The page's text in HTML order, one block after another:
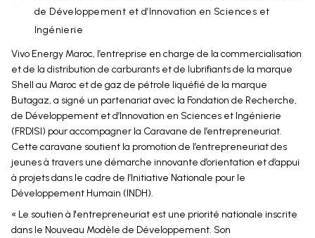
de Développement et d’Innovation en Sciences et
Ingénierie
Vivo Energy Maroc, l’entreprise en charge de la commercialisation
et de la distribution de carburants et de lubrifiants de la marque
Shell au Maroc et de gaz de pétrole liquéfié de la marque
Butagaz, a signé un partenariat avec la Fondation de Recherche,
de Développement et d’Innovation en Sciences et Ingénierie
(FRDISI) pour accompagner la Caravane de l’entrepreneuriat.
Cette caravane soutient la promotion de l’entrepreneuriat des
jeunes à travers une démarche innovante d’orientation et d’appui
à projets dans le cadre de l’Initiative Nationale pour le
Développement Humain (INDH).
« Le soutien à l'entrepreneuriat est une priorité nationale inscrite
dans le Nouveau Modèle de Développement. Son